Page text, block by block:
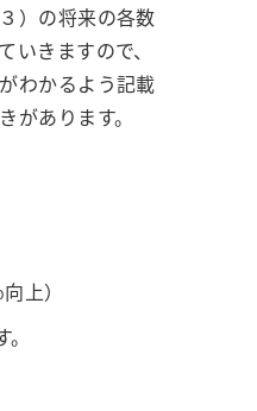
）の将来の各数
いきますので、
わかるよう記載
があります。
上）